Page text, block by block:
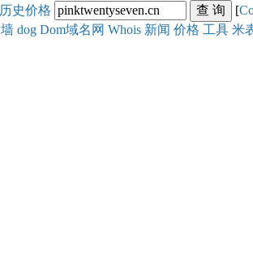
历史价格 [
墙 dog Dom域名网 Whois 新闻 价格 工具 米